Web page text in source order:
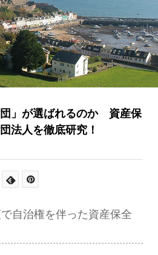
」が選ばれるのか 資産保
法人を徹底研究！
自治権を伴った資産保全